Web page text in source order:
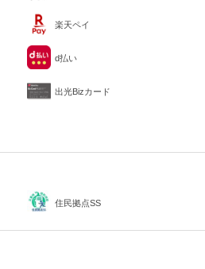
楽天ペイ
d払い
出光Bizカード
住民拠点SS